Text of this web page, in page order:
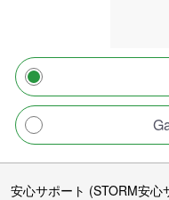
安心サポート (STORM安